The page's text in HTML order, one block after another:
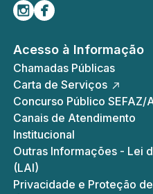
Siga-nos no Instagram
Curta-nos no Facebook
Acesso à Informação
Chamadas Públicas
Carta de Serviços
Concurso Público SEFAZ/
Canais de Atendimento
Institucional
Outras Informações - Lei
(LAI)
Privacidade e Proteção